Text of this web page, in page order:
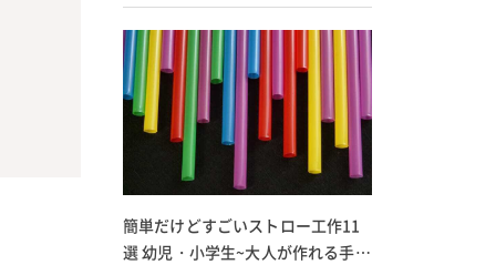
簡単だけどすごいストロー工作11
選 幼児・小学生~大人が作れる手作